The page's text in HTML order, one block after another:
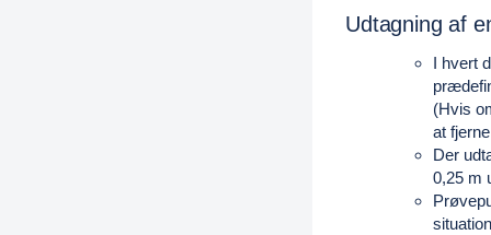
Udtagning af
I hvert
(Hvis
at
Der
0,25 m